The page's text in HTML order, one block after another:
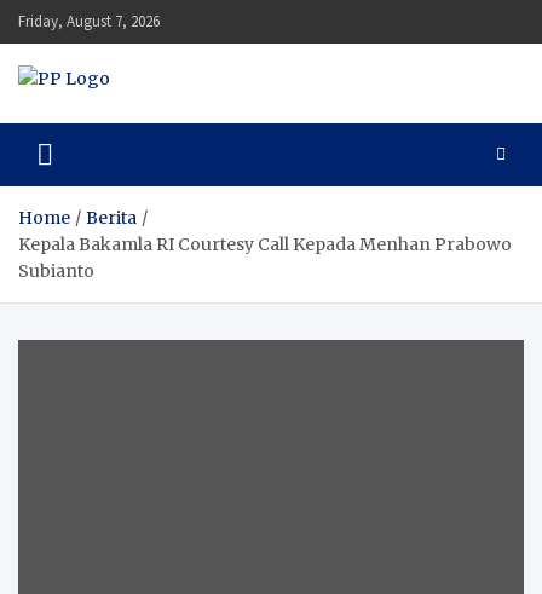
Skip
to
content
Friday, August 7, 2026
Pengawal Persada
Home
Berita
Kepala Bakamla RI Courtesy Call Kepada Menhan Prabowo
Subianto